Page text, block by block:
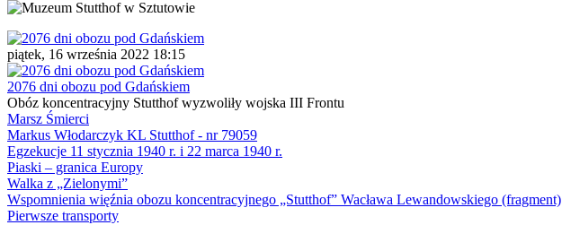
piątek, 16 września 2022 18:15
2076 dni obozu pod Gdańskiem
Obóz koncentracyjny Stutthof wyzwoliły wojska III Frontu
Marsz Śmierci
Markus Włodarczyk KL Stutthof - nr 79059
Egzekucje 11 stycznia 1940 r. i 22 marca 1940 r.
Piaski – granica Europy
Walka z „Zielonymi”
Wspomnienia więźnia obozu koncentracyjnego „Stutthof” Wacława Lewandowskiego (fragment)
Pierwsze transporty